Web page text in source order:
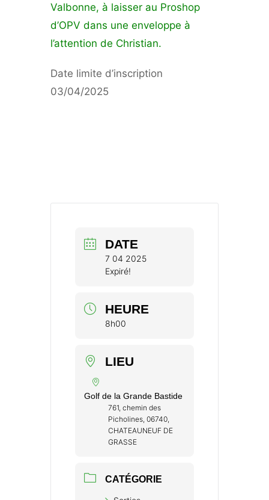
Valbonne, à laisser au Proshop
d’OPV dans une enveloppe à
l’attention de Christian.
Date limite d’inscription
03/04/2025
DATE
7 04 2025
Expiré!
HEURE
8h00
LIEU
Golf de la Grande Bastide
761, chemin des
Picholines, 06740,
CHATEAUNEUF DE
GRASSE
CATÉGORIE